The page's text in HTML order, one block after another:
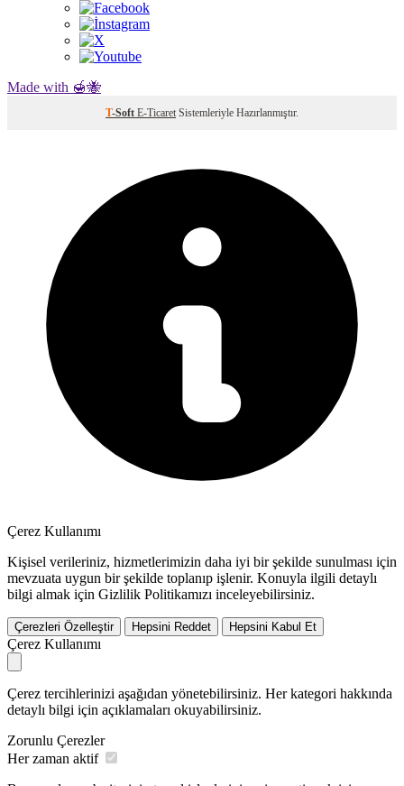
Made with 🍯🐝
T-Soft E-Ticaret Sistemleriyle Hazırlanmıştır.
Çerez Kullanımı
Kişisel verileriniz, hizmetlerimizin daha iyi bir şekilde sunulması için
mevzuata uygun bir şekilde toplanıp işlenir. Konuyla ilgili detaylı
bilgi almak için Gizlilik Politikamızı inceleyebilirsiniz.
Çerezleri Özelleştir Hepsini Reddet Hepsini Kabul Et
Çerez Kullanımı
Çerez tercihlerinizi aşağıdan yönetebilirsiniz. Her kategori hakkında
detaylı bilgi için açıklamaları okuyabilirsiniz.
Zorunlu Çerezler
Her zaman aktif